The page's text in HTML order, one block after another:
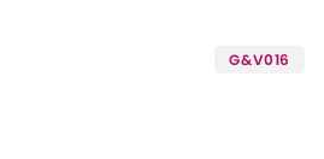
G&V016